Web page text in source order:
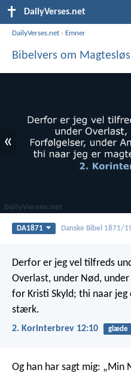
DailyVerses.net
DailyVerses.net › Emner
Bibelvers om Magtesløs
«
DA1871 Danske Bibel 1871/
Derfor er jeg vel tilfreds
Overlast, under Nød,
for Kristi Skyld; thi naar jeg
stærk.
2. Korinterbrev 12:10 glæde
Og han har sagt mig: „Min